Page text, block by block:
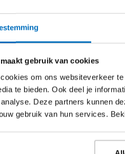
gebruik van cookies
om ons websiteverkeer
te bieden. Ook deel je
Deze partners kunnen
gebruik van hun services.